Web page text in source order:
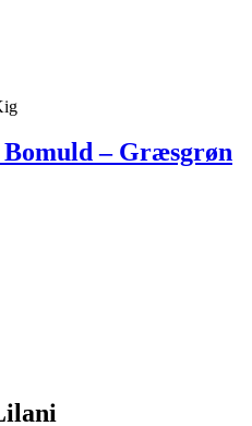
– Græsgrøn